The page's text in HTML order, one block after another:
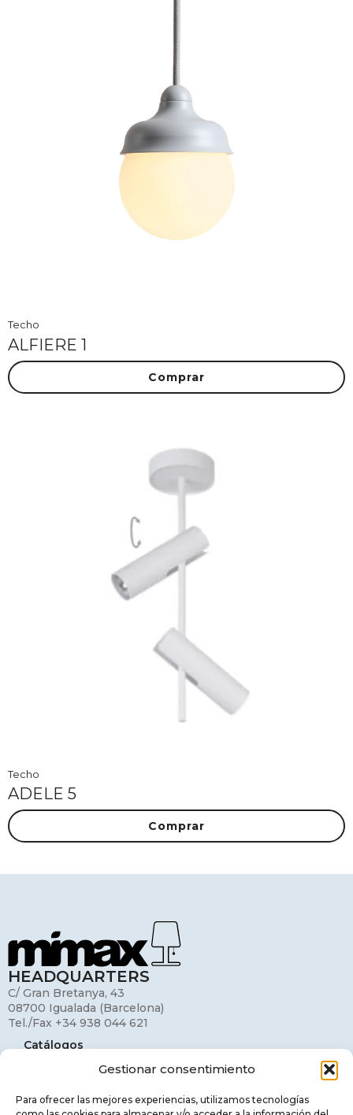
Gestionar consentimiento
Para ofrecer las mejores experiencias, utilizamos tecnologías
Techo
ALFIERE 1
Comprar
Techo
ADELE 5
Comprar
HEADQUARTERS
C/ Gran Bretanya, 43
08700 Igualada (Barcelona)
Tel./Fax +34 938 044 621
Catálogos
Contacto